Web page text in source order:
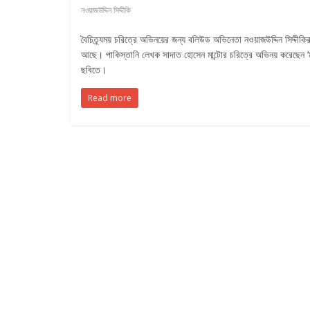
নওয়াজউদ্দিন সিদ্দীকি
বৈচিত্র্যময় চরিত্রে অভিনয়ের জন্য বলিউড অভিনেতা নওয়াজউদ্দিন
আছে। পাকিস্তানি লেখক সাদাত হোসেন মান্টোর চরিত্রে অভিনয় করেছেন
ছবিতে।
Read more